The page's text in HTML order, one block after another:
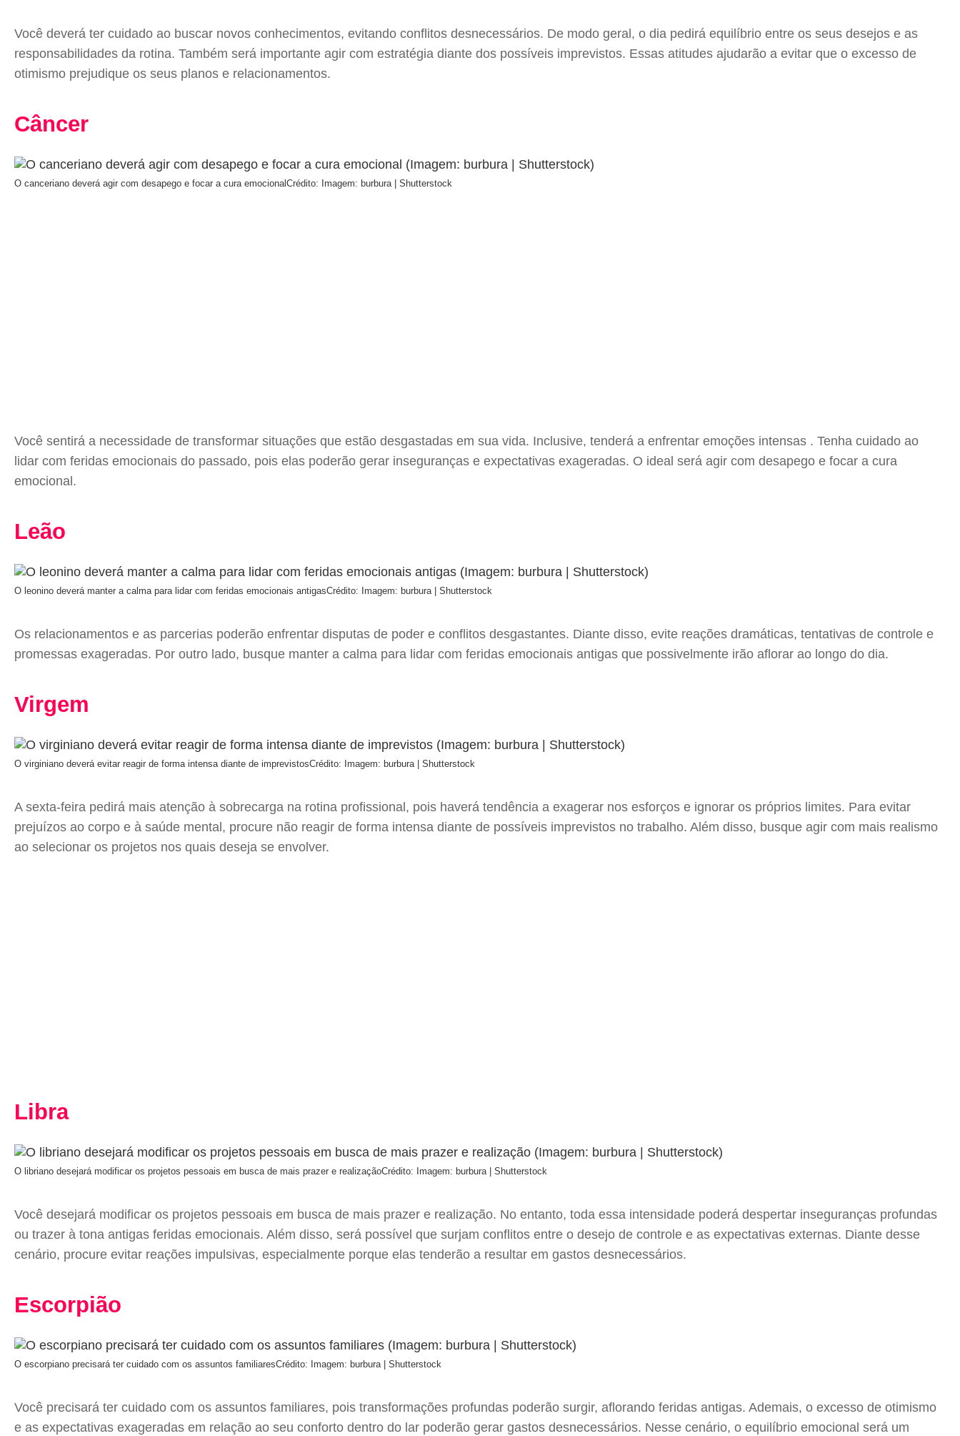
Você deverá ter cuidado ao buscar novos conhecimentos, evitando conflitos desnecessários. De modo geral, o dia pedirá equilíbrio entre os seus desejos e as
responsabilidades da rotina. Também será importante agir com estratégia diante dos possíveis imprevistos. Essas atitudes ajudarão a evitar que o excesso de
otimismo prejudique os seus planos e relacionamentos.
Câncer
O canceriano deverá agir com desapego e focar a cura emocionalCrédito: Imagem: burbura | Shutterstock
Você sentirá a necessidade de transformar situações que estão desgastadas em sua vida. Inclusive, tenderá a enfrentar emoções intensas . Tenha cuidado ao
lidar com feridas emocionais do passado, pois elas poderão gerar inseguranças e expectativas exageradas. O ideal será agir com desapego e focar a cura
emocional.
Leão
O leonino deverá manter a calma para lidar com feridas emocionais antigasCrédito: Imagem: burbura | Shutterstock
Os relacionamentos e as parcerias poderão enfrentar disputas de poder e conflitos desgastantes. Diante disso, evite reações dramáticas, tentativas de controle e
promessas exageradas. Por outro lado, busque manter a calma para lidar com feridas emocionais antigas que possivelmente irão aflorar ao longo do dia.
Virgem
O virginiano deverá evitar reagir de forma intensa diante de imprevistosCrédito: Imagem: burbura | Shutterstock
A sexta-feira pedirá mais atenção à sobrecarga na rotina profissional, pois haverá tendência a exagerar nos esforços e ignorar os próprios limites. Para evitar
prejuízos ao corpo e à saúde mental, procure não reagir de forma intensa diante de possíveis imprevistos no trabalho. Além disso, busque agir com mais realismo
ao selecionar os projetos nos quais deseja se envolver.
Libra
O libriano desejará modificar os projetos pessoais em busca de mais prazer e realizaçãoCrédito: Imagem: burbura | Shutterstock
Você desejará modificar os projetos pessoais em busca de mais prazer e realização. No entanto, toda essa intensidade poderá despertar inseguranças profundas
ou trazer à tona antigas feridas emocionais. Além disso, será possível que surjam conflitos entre o desejo de controle e as expectativas externas. Diante desse
cenário, procure evitar reações impulsivas, especialmente porque elas tenderão a resultar em gastos desnecessários.
Escorpião
O escorpiano precisará ter cuidado com os assuntos familiaresCrédito: Imagem: burbura | Shutterstock
Você precisará ter cuidado com os assuntos familiares, pois transformações profundas poderão surgir, aflorando feridas antigas. Ademais, o excesso de otimismo
e as expectativas exageradas em relação ao seu conforto dentro do lar poderão gerar gastos desnecessários. Nesse cenário, o equilíbrio emocional será um